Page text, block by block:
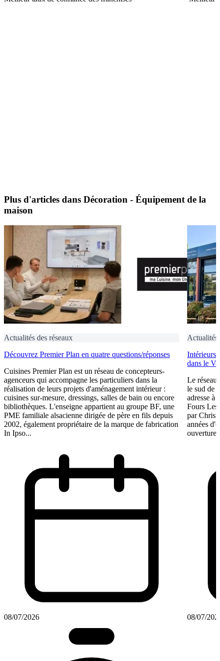
Plus d'articles dans Décoration - Équipement de la
maison
Actualités des réseaux
Découvrez Premier Plan en quatre questions/réponses
Cuisines Premier Plan est un réseau de concepteurs-
agenceurs qui accompagne les particuliers dans la
réalisation de leurs projets d'aménagement intérieur :
cuisines sur-mesure, dressings, salles de bain ou encore
bibliothèques. L'enseigne appartient au groupe BF, une
PME familiale alsacienne dirigée de père en fils depuis
2002, également propriétaire de la marque de fabrication
In Ipso...
08/07/2026
Actualités
Intérieurs
dans le
Le réseau
le sud de
adresse à
Fours Les
par
années
ouverture
08/07/